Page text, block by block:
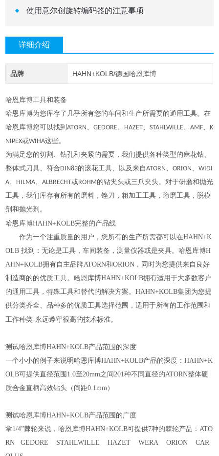
使用意尔创旋转编码器的注意事项
详细介绍
品牌 HAHN+KOLB/德国哈恩库博
哈恩库博工具和装备
哈恩库博为您库存了几乎所有您的车间和生产所需要的通用工具。在
哈恩库博您可以找到ATORN、GEDORE、HAZET、STAHLWILLE、AMF、K
NIPEX或WIHA这些。
为满足您的切割、钻孔和夹紧的需要，我们提供各种类型的麻花钻、
整体式刀具、符合DIN83的滚花工具、以及来自ATORN、ORION、WIDI
A、HILMA、ALBRECHT或RÖHM的钻夹头或三爪夹头。对于研磨和抛光
工具，我们库存有所有的磨料，锉刀，粗加工工具，珩磨工具，脱模
剂和抛光剂。
哈恩库博HAHN+KOLB完整的产品线
作为一个注重质量的用户，您所有的生产所需都可以在HAHN+K
OLB 找到：无论是工具，车间装备，测量仪器或是夹具。哈恩库博H
AHN+KOLB拥有自主品牌ATORN和ORION，同时为您提供来自良好
制造商的的优质工具。哈恩库博HAHN+KOLB拥有适用于大多数客户
的通用工具，特殊工具和替代的解决方案。HAHN+KOLB集团为您提
供分类齐全、品种多的优质工具选择范围，适用于所有的工作范围和
工作种类-永远遵守很高的技术标准。
测试哈恩库博HAHN+KOLB产品范围的深度
一个小小的例子来说明哈恩库博HAHN+KOLB产品的深度：HAHN+K
OLB可提供直径范围1.0至20mm之间201种不同直径的ATORN整体硬
质合金直柄高效钻头（间距0.1mm）
测试哈恩库博HAHN+KOLB产品范围的广度
拿1/4”棘轮来说，哈恩库博HAHN+KOLB可提供7种的棘轮产品：ATO
RN GEDORE STAHLWILLE HAZET WERA ORION CAR